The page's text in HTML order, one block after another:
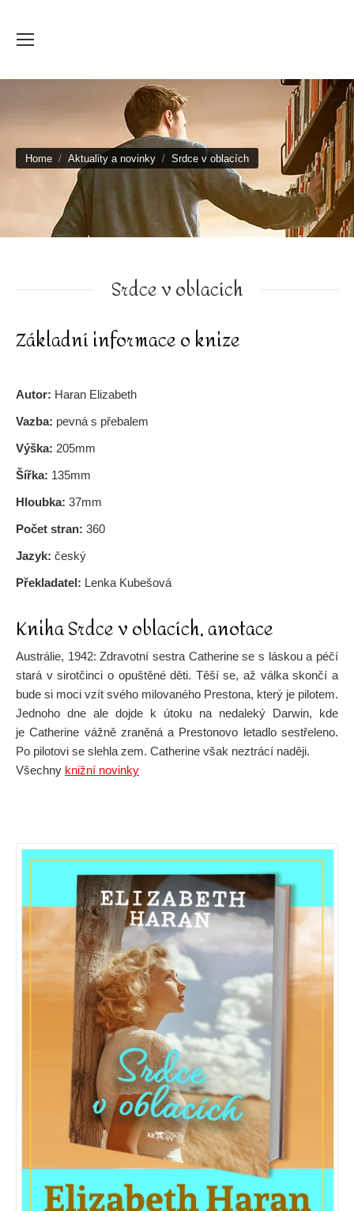
You are here:
Home Aktuality a novinky Srdce v oblacích
Srdce v oblacích
Základní informace o knize
Autor: Haran Elizabeth
Vazba: pevná s přebalem
Výška: 205mm
Šířka: 135mm
Hloubka: 37mm
Počet stran: 360
Jazyk: český
Překladatel: Lenka Kubešová
Kniha Srdce v oblacích, anotace
Austrálie, 1942: Zdravotní sestra Catherine se s láskou a péčí
stará v sirotčinci o opuštěné děti. Těší se, až válka skončí a
bude si moci vzít svého milovaného Prestona, který je pilotem.
Jednoho dne ale dojde k útoku na nedaleký Darwin, kde
je Catherine vážně zraněná a Prestonovo letadlo sestřeleno.
Po pilotovi se slehla zem. Catherine však neztrácí naději.
Všechny knižní novinky